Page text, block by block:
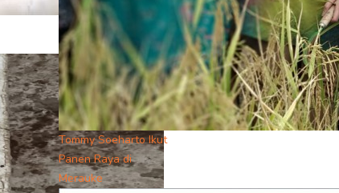
Tommy Soeharto Ikut
Panen Raya di
Merauke